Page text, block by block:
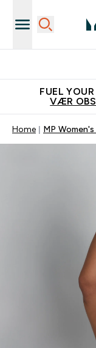
FUEL
VÆR OBS
Home MP